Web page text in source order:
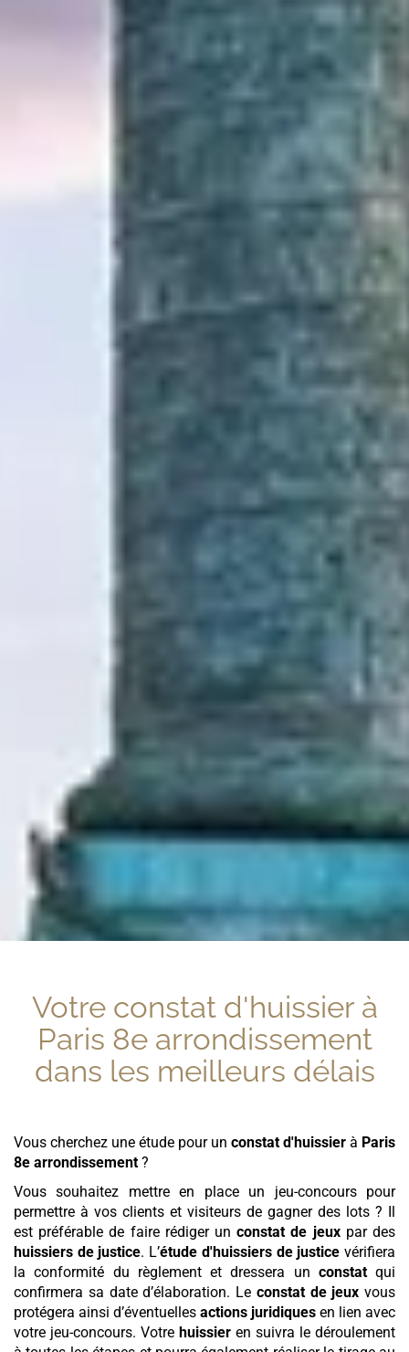
Votre constat d'huissier à
Paris 8e arrondissement
dans les meilleurs délais
Vous cherchez une étude pour un constat d'huissier à Paris
8e arrondissement ?
Vous souhaitez mettre en place un jeu-concours pour
permettre à vos clients et visiteurs de gagner des lots ? Il
est préférable de faire rédiger unconstat de jeuxpar des
huissiers de justice. L’étude d'huissiers de justice vérifiera
la conformité du règlement et dressera un constatqui
confirmera sa date d’élaboration. Le constat de jeux vous
protégera ainsi d’éventuelles actions juridiques en lien avec
votre jeu-concours. Votre huissier en suivra le déroulement